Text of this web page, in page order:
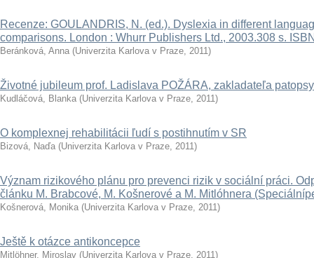
Recenze: GOULANDRIS, N. (ed.). Dyslexia in different
comparisons. London : Whurr Publishers Ltd., 2003.308 s.
Beránková, Anna (Univerzita Karlova v Praze, 2011)
Životné jubileum prof. Ladislava POŽÁRA, zakladateľa
Kudláčová, Blanka (Univerzita Karlova v Praze, 2011)
O komplexnej rehabilitácii ľudí s postihnutím v SR
Bizová, Naďa (Univerzita Karlova v Praze, 2011)
Význam rizikového plánu pro prevenci rizik v sociální práci.
článku M. Brabcové, M. Košnerové a M. Mitlóhnera
Košnerová, Monika (Univerzita Karlova v Praze, 2011)
Ještě k otázce antikoncepce
Mitlöhner, Miroslav (Univerzita Karlova v Praze, 2011)